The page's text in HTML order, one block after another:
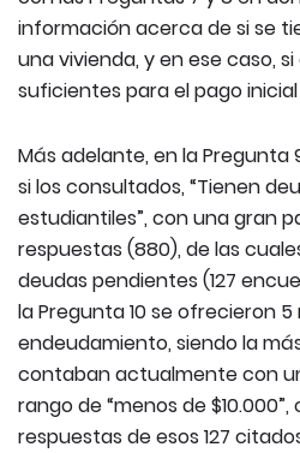
información acerca de si se
una vivienda, y en ese caso,
suficientes para el pago
Más adelante, en la Pregunta
si los consultados, “Tienen
estudiantiles”, con una gran
respuestas (880), de las
deudas pendientes (127
la Pregunta 10 se ofrecieron
endeudamiento, siendo la
contaban actualmente con
rango de “menos de $10.000”,
respuestas de esos 127